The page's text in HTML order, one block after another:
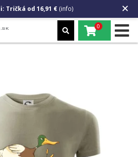
Tričká od 16,91 € (info)
0